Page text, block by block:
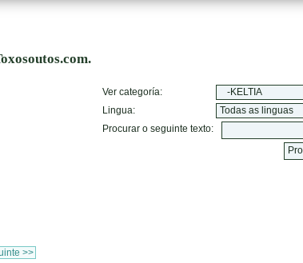
Ver categoría:
Lingua:
Procurar o seguinte texto:
>>